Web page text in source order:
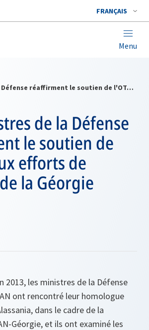
FRANÇAIS
Menu
Les ministres de la Défense réaffirment le soutien de l'OTAN aux efforts de réforme de la Géorgie
de la Défense
le soutien de
efforts de
la Géorgie
2013, les ministres de la Défense
ont rencontré leur homologue
dans le cadre de la
Géorgie, et ils ont examiné les